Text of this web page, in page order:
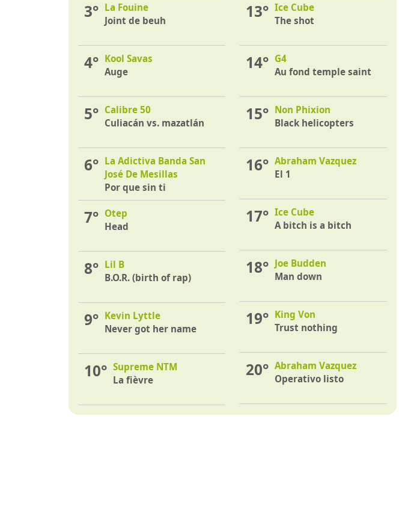
3° La Fouine
Joint de beuh
4° Kool Savas
Auge
5° Calibre 50
Culiacán vs. mazatlán
6° La Adictiva Banda San
José De Mesillas
Por que sin ti
7° Otep
Head
8° Lil B
B.O.R. (birth of rap)
9° Kevin Lyttle
Never got her name
10° Supreme NTM
La fièvre
13° Ice Cube
The shot
14° G4
Au fond temple saint
15° Non Phixion
Black helicopters
16° Abraham Vazquez
El 1
17° Ice Cube
A bitch is a bitch
18° Joe Budden
Man down
19° King Von
Trust nothing
20° Abraham Vazquez
Operativo listo